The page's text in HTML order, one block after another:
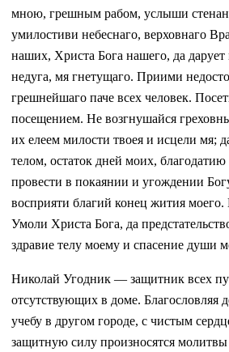
мною, грешным рабом, услыши
умилостиви небеснаго, верховнаго
наших, Христа Бога нашего, да
недуга, мя гнетущаго. Приими
грешнейшаго паче всех человек.
посещением. Не возгнушайся
их елеем милости твоея и исцели мя;
телом, остаток дней моих,
провести в покаянии и угождении
восприяти благий конец жития
Умоли Христа Бога, да
здравие телу моему и спасение души
Николай Угодник — защитник всех
отсутствующих в доме. Благословляя
учебу в другом городе, с чистым
защитную силу произносятся молитвы